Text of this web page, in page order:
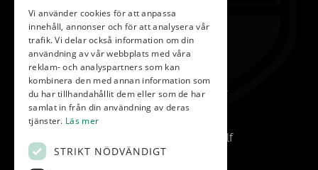
042-450 85 00
Reception
info@vasatorp.golf
Restaurang
restaurang@vasatorp.golf
Klubbchef
louise.friberg@vasatorp.golf
Banchef
Vi använder cookies för att anpassa
innehåll, annonser och för att analysera vår
trafik. Vi delar också information om din
användning av vår webbplats med våra
reklam- och analyspartners som kan
kombinera den med annan information som
du har tillhandahållit dem eller som de har
samlat in från din användning av deras
tjänster. Läs mer
STRIKT NÖDVÄNDIGT